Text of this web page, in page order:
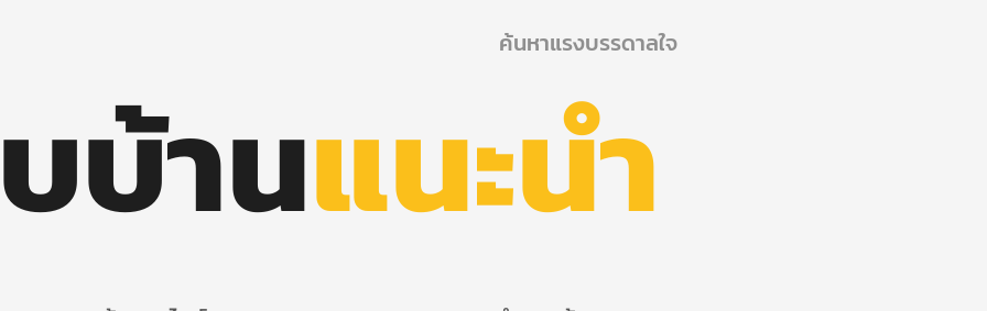
ค้นหาแรงบรรดาลใจ
บ้านแนะนำ